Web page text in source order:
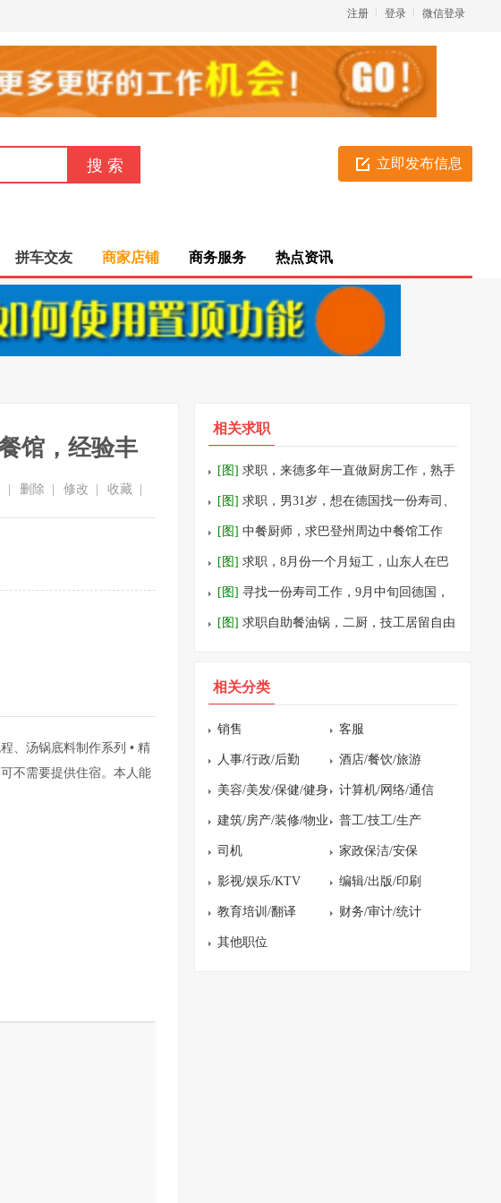
微信登录
登录
注册
立即发布信息
拼车交友 商家店铺 商务服务 热点资讯
馆，经验丰
收藏
修改
删除
、汤锅底料制作系列 • 精
不需要提供住宿。本人能
相关求职
[图] 求职，来德多年一直做厨房工作，熟手
油锅
[图] 求职，男31岁，想在德国找一份寿司、
打杂或者工厂之类的工作，目前是奥地利劳
工拘留
[图] 中餐厨师，求巴登州周边中餐馆工作
[图] 求职，8月份一个月短工，山东人在巴
登州以及附近城市都可以
[图] 寻找一份寿司工作，9月中旬回德国，
点餐寿司，回转寿司，外卖寿司都可，如果
[图] 求职自助餐油锅，二厨，技工居留自由
相关分类
销售 客服
人事/行政/后勤 酒店/餐饮/旅游
美容/美发/保健/健身 计算机/网络/通信
建筑/房产/装修/物业 普工/技工/生产
司机 家政保洁/安保
影视/娱乐/KTV 编辑/出版/印刷
教育培训/翻译 财务/审计/统计
其他职位